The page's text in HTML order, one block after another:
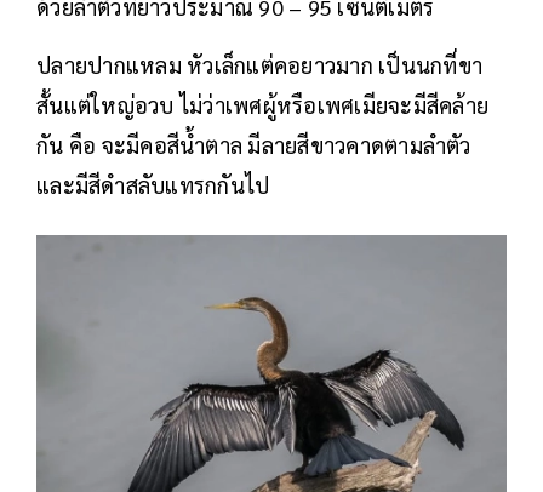
ด้วยลำตัวที่ยาวประมาณ 90 – 95 เซนติเมตร
ปลายปากแหลม หัวเล็กแต่คอยาวมาก เป็นนกที่ขา
สั้นแต่ใหญ่อวบ ไม่ว่าเพศผู้หรือเพศเมียจะมีสีคล้าย
กัน คือ จะมีคอสีน้ำตาล มีลายสีขาวคาดตามลำตัว
และมีสีดำสลับแทรกกันไป